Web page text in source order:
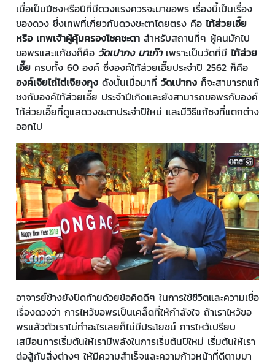
เมื่อเป็นปีชงหรือปีที่มีดวงแรงควรจะมาขอพร เรื่องนี้เป็นเรื่อง
ของดวง ซึ่งเทพที่เกี่ยวกับดวงชะตาโดยตรง คือ ไท้ส่วยเอี๊ย
หรือ เทพเจ้าผู้คุ้มครองโชคชะตา สำหรับสถานที่ๆ ผู้คนมักไป
ขอพรและแก้ชงก็คือ วัดเปากง มาเก๊าเพราะเป็นวัดที่มี ไท้ส่วย
เอี๊ย ครบทั้ง 60 องค์ ซึ่งองค์ไท้ส่วยเอี๊ยประจำปี 2562 ก็คือ
องค์เจียไถ่ไต่เจียงกุง ดังนั้นเมื่อมาที่ วัดเปากง ก็จะสามารถแก้
ชงกับองค์ไท้ส่วยเอี๊ย ประจำปีเกิดและยังสามารถขอพรกับองค์
ไท้ส่วยเอี๊ยที่ดูแลดวงชะตาประจำปีใหม่ และมีวิธีแก้ชงที่แตกต่าง
ออกไป
อาจารย์ช้างยังปิดท้ายด้วยข้อคิดดีๆ ในการใช้ชีวิตและความเชื่อ
เรื่องดวงว่า การไหว้ขอพรเป็นเคล็ดที่ให้กำลังใจ ถ้าเราไหว้ขอ
พรแล้วตัวเราไม่ทำอะไรเลยก็ไม่มีประโยชน์ การไหว้เปรียบ
เสมือนการเริ่มต้นให้เรามีพลังในการเริ่มต้นปีใหม่ เริ่มต้นให้เรา
ต่อสู้กับสิ่งต่างๆ ให้มีความสำเร็จและความก้าวหน้าที่ดีตามมา